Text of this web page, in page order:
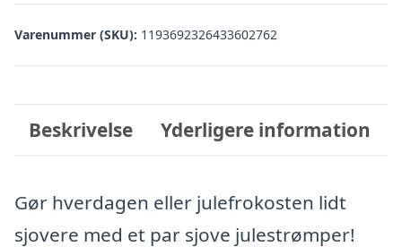
Varenummer (SKU): 1193692326433602762
Beskrivelse Yderligere information
Gør hverdagen eller julefrokosten lidt
sjovere med et par sjove julestrømper!